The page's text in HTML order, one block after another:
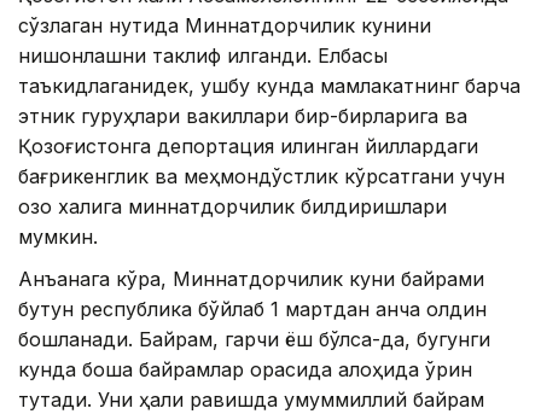
сўзлаган нутқида Миннатдорчилик кунини
нишонлашни таклиф қилганди. Елбасы
таъкидлаганидек, ушбу кунда мамлакатнинг барча
этник гуруҳлари вакиллари бир-бирларига ва
Қозоғистонга депортация қилинган йиллардаги
бағрикенглик ва меҳмондўстлик кўрсатгани учун
қозоқ халқига миннатдорчилик билдиришлари
мумкин.
Анъанага кўра, Миннатдорчилик куни байрами
бутун республика бўйлаб 1 мартдан анча олдин
бошланади. Байрам, гарчи ёш бўлса-да, бугунги
кунда бошқа байрамлар орасида алоҳида ўрин
тутади. Уни ҳақли равишда умуммиллий байрам